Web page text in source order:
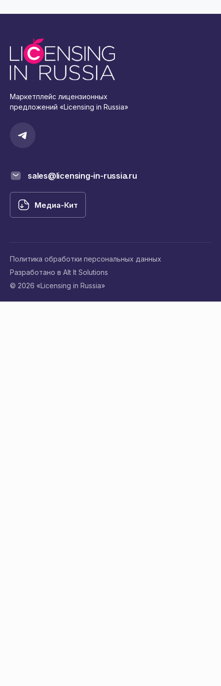
Маркетплейс лицензионных
предложений «Licensing in Russia»
sales@licensing-in-russia.ru
Медиа-Кит
© 2026 «Licensing in Russia»
Политика обработки персональных данных
Разработано в Alt It Solutions